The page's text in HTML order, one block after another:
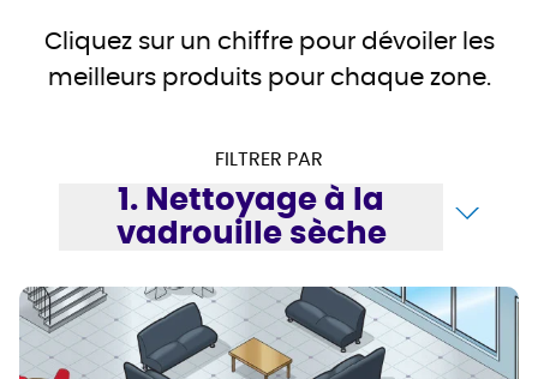
Cliquez sur un chiffre pour dévoiler les
meilleurs produits pour chaque zone.
FILTRER PAR
1. Nettoyage à la
vadrouille sèche